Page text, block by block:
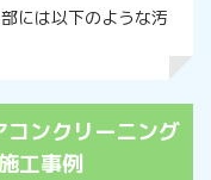
には以下のような汚
ンクリーニング
工事例